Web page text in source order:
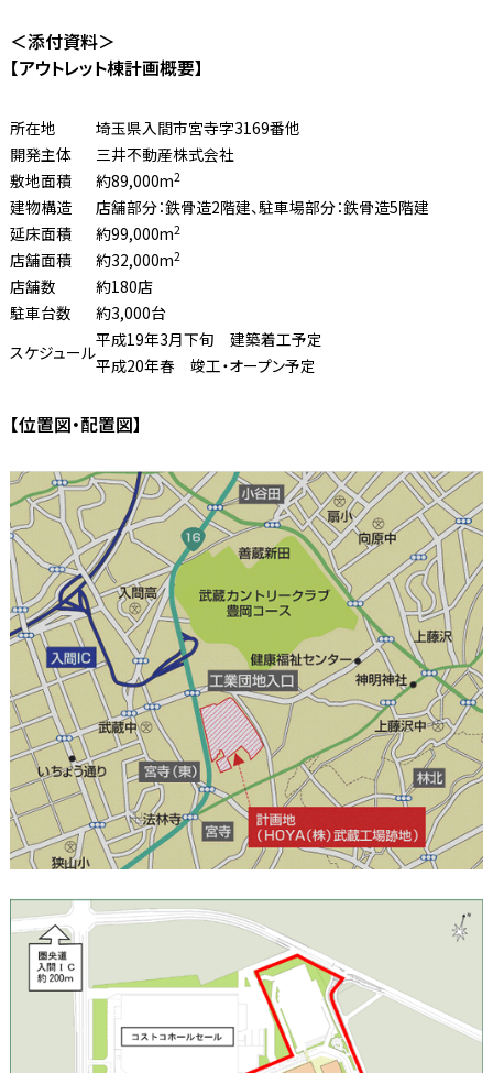
＜添付資料＞
【アウトレット棟計画概要】
所在地
埼玉県入間市宮寺字3169番他
開発主体
三井不動産株式会社
敷地面積
約89,000m2
建物構造
店舗部分：鉄骨造2階建、駐車場部分：鉄骨造5階建
延床面積
約99,000m2
店舗面積 約32,000m2
店舗数
約180店
駐車台数
約3,000台
スケジュール
平成19年3月下旬 建築着工予定
平成20年春 竣工・オープン予定
【位置図・配置図】